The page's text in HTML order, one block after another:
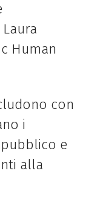
Human
con
i
e
alla